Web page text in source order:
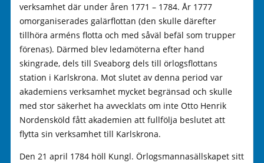
verksamhet där under åren 1771 – 1784. År 1777
omorganiserades galärflottan (den skulle därefter
tillhöra arméns flotta och med såväl befäl som trupper
förenas). Därmed blev ledamöterna efter hand
skingrade, dels till Sveaborg dels till örlogsflottans
station i Karlskrona. Mot slutet av denna period var
akademiens verksamhet mycket begränsad och skulle
med stor säkerhet ha avvecklats om inte Otto Henrik
Nordensköld fått akademien att fullfölja beslutet att
flytta sin verksamhet till Karlskrona.
Den 21 april 1784 höll Kungl. Örlogsmannasällskapet sitt